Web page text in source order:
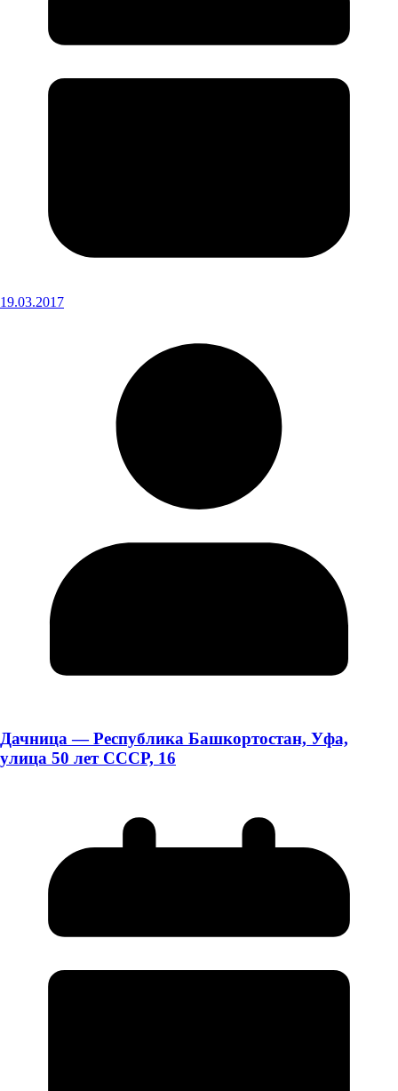
19.03.2017
Дачница — Республика Башкортостан, Уфа,
улица 50 лет СССР, 16